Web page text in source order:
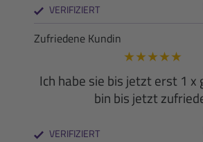
VERIFIZIERT
Zufriedene Kundin
★★★★★
Ich habe sie bis jetzt erst 1
bin bis jetzt
VERIFIZIERT